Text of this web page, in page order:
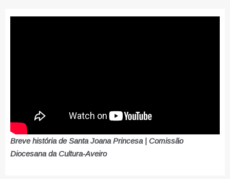
Breve história de Santa Joana Princesa | Comissão
Diocesana da Cultura-Aveiro